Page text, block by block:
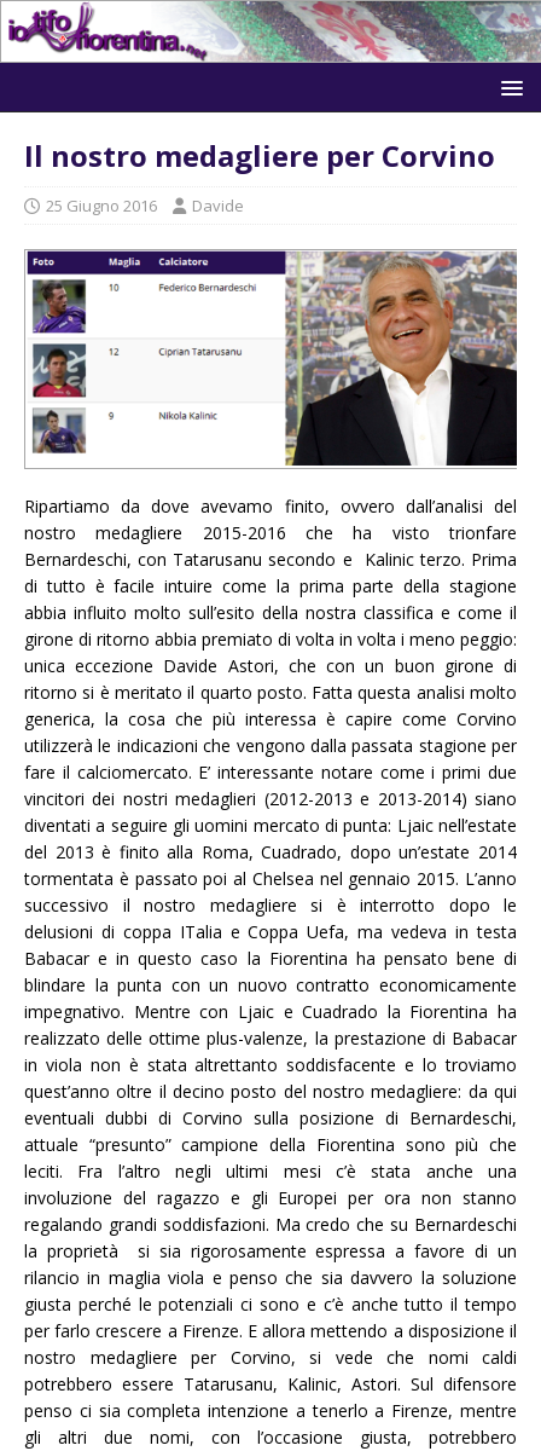
Il nostro medagliere per Corvino
25 Giugno 2016 Davide
Ripartiamo da dove avevamo finito, ovvero dall’analisi del
nostro medagliere 2015-2016 che ha visto trionfare
Bernardeschi, con Tatarusanu secondo e Kalinic terzo. Prima
di tutto è facile intuire come la prima parte della stagione
abbia influito molto sull’esito della nostra classifica e come il
girone di ritorno abbia premiato di volta in volta i meno peggio:
unica eccezione Davide Astori, che con un buon girone di
ritorno si è meritato il quarto posto. Fatta questa analisi molto
generica, la cosa che più interessa è capire come Corvino
utilizzerà le indicazioni che vengono dalla passata stagione per
fare il calciomercato. E’ interessante notare come i primi due
vincitori dei nostri medaglieri (2012-2013 e 2013-2014) siano
diventati a seguire gli uomini mercato di punta: Ljaic nell’estate
del 2013 è finito alla Roma, Cuadrado, dopo un’estate 2014
tormentata è passato poi al Chelsea nel gennaio 2015. L’anno
successivo il nostro medagliere si è interrotto dopo le
delusioni di coppa ITalia e Coppa Uefa, ma vedeva in testa
Babacar e in questo caso la Fiorentina ha pensato bene di
blindare la punta con un nuovo contratto economicamente
impegnativo. Mentre con Ljaic e Cuadrado la Fiorentina ha
realizzato delle ottime plus-valenze, la prestazione di Babacar
in viola non è stata altrettanto soddisfacente e lo troviamo
quest’anno oltre il decino posto del nostro medagliere: da qui
eventuali dubbi di Corvino sulla posizione di Bernardeschi,
attuale “presunto” campione della Fiorentina sono più che
leciti. Fra l’altro negli ultimi mesi c’è stata anche una
involuzione del ragazzo e gli Europei per ora non stanno
regalando grandi soddisfazioni. Ma credo che su Bernardeschi
la proprietà si sia rigorosamente espressa a favore di un
rilancio in maglia viola e penso che sia davvero la soluzione
giusta perché le potenziali ci sono e c’è anche tutto il tempo
per farlo crescere a Firenze. E allora mettendo a disposizione il
nostro medagliere per Corvino, si vede che nomi caldi
potrebbero essere Tatarusanu, Kalinic, Astori. Sul difensore
penso ci sia completa intenzione a tenerlo a Firenze, mentre
gli altri due nomi, con l’occasione giusta, potrebbero